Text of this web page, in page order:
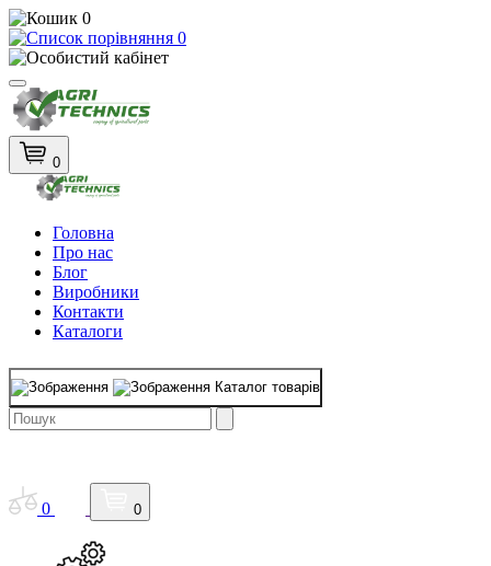
0
0
0
Головна
Про нас
Блог
Виробники
Контакти
Каталоги
Каталог товарів
0 0